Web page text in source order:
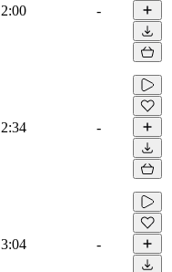
2:00 -
2:34 -
3:04 -